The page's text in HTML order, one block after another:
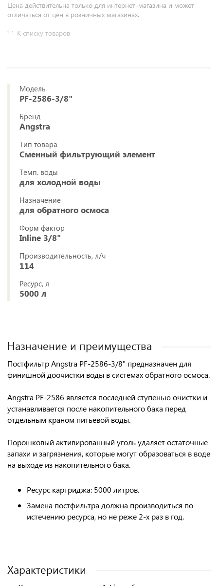
Цена действительна только для интернет-магазина и может
отличаться от цен в розничных магазинах.
К списку товаров
Модель
PF-2586-3/8"
Бренд
Angstra
Тип товара
Сменный фильтрующий элемент
Темп. воды
для холодной воды
Назначение
для обратного осмоса
Форм фактор
Inline 3/8"
Производительность, л/ч
114
Ресурс, л
5000 л
Назначение и преимущества
Постфильтр Angstra PF-2586-3/8" предназначен для
финишной доочистки воды в системах обратного осмоса.
Angstra PF-2586 является последней ступенью очистки и
устанавливается после накопительного бака перед
отдельным краном питьевой воды.
Порошковый активированный угольудаляет остаточные
запахи и загрязнения, которые могут образоваться в воде
на выходе из накопительного бака.
Ресурс картриджа: 5000 литров.
Замена постфильтра должна производиться по
истечению ресурса, но не реже 2-х раз в год.
Характеристики